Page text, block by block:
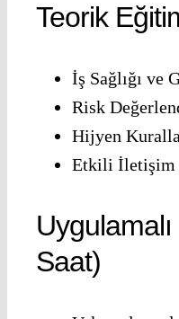
Teorik
İş Sağlığı ve
Risk
Hijyen
Etkili İletişim
Saat)